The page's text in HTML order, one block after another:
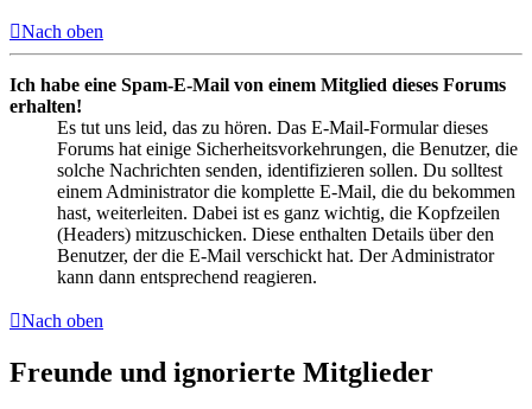
Nach oben
Ich habe eine Spam-E-Mail von einem Mitglied dieses Forums
erhalten!
Es tut uns leid, das zu hören. Das E-Mail-Formular dieses
Forums hat einige Sicherheitsvorkehrungen, die Benutzer, die
solche Nachrichten senden, identifizieren sollen. Du solltest
einem Administrator die komplette E-Mail, die du bekommen
hast, weiterleiten. Dabei ist es ganz wichtig, die Kopfzeilen
(Headers) mitzuschicken. Diese enthalten Details über den
Benutzer, der die E-Mail verschickt hat. Der Administrator
kann dann entsprechend reagieren.
Nach oben
Freunde und ignorierte Mitglieder